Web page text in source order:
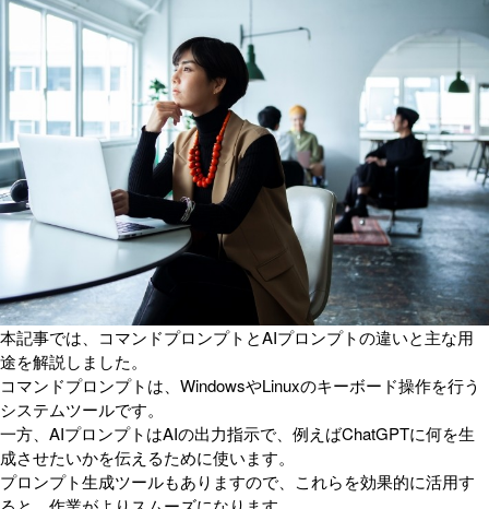
本記事では、コマンドプロンプトとAIプロンプトの違いと主な用
途を解説しました。
コマンドプロンプトは、WindowsやLinuxのキーボード操作を行う
システムツールです。
一方、AIプロンプトはAIの出力指示で、例えばChatGPTに何を生
成させたいかを伝えるために使います。
プロンプト生成ツールもありますので、これらを効果的に活用す